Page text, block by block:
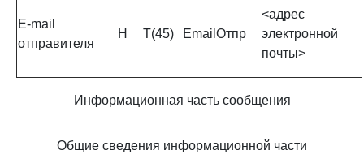
Е-mail
отправителя
Н Т(45) EmailОтпр
<адрес
электронной
почты>
Информационная часть сообщения
Общие сведения информационной части